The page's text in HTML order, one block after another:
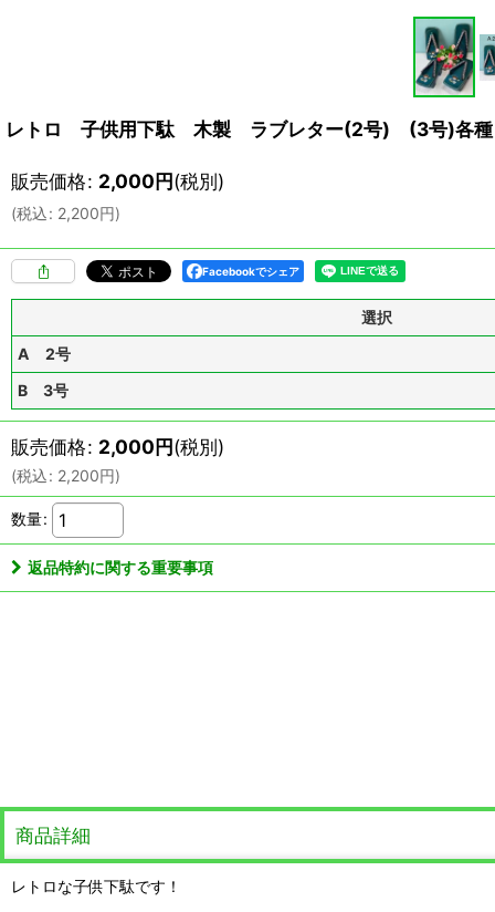
レトロ 子供用下駄 木製 ラブレター(2号) (3号)各
販売価格: 2,000円(税別)
(税込: 2,200円)
Facebookでシェア
選択
A 2号
B 3号
販売価格: 2,000円(税別)
(税込: 2,200円)
数量:
返品特約に関する重要事項
商品詳細
レトロな子供下駄です！